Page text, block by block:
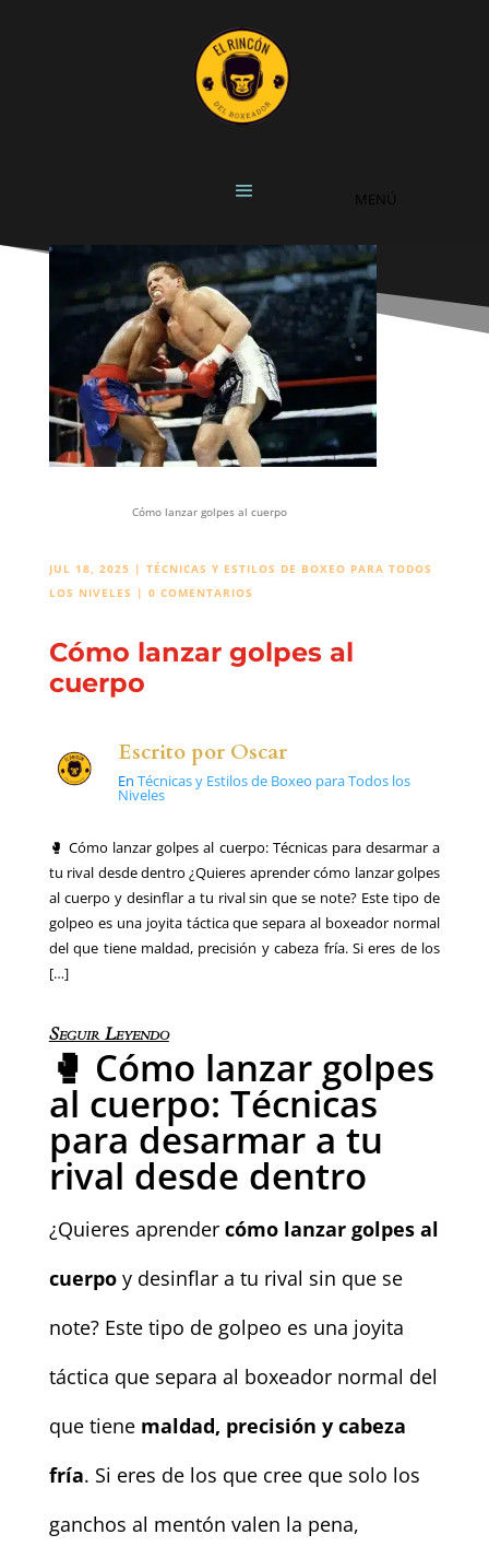
Cómo lanzar golpes al cuerpo
JUL 18, 2025 | TÉCNICAS Y ESTILOS DE BOXEO PARA TODOS
LOS NIVELES | 0 COMENTARIOS
Cómo lanzar golpes al
cuerpo
Escrito por Oscar
En Técnicas y Estilos de Boxeo para Todos los
Niveles
🥊 Cómo lanzar golpes al cuerpo: Técnicas para desarmar a
tu rival desde dentro ¿Quieres aprender cómo lanzar golpes
al cuerpo y desinflar a tu rival sin que se note? Este tipo de
golpeo es una joyita táctica que separa al boxeador normal
del que tiene maldad, precisión y cabeza fría. Si eres de los
[…]
Seguir Leyendo
🥊 Cómo lanzar golpes
al cuerpo: Técnicas
para desarmar a tu
rival desde dentro
¿Quieres aprender cómo lanzar golpes al
cuerpoy desinflar a tu rival sin que se
note? Este tipo de golpeo es una joyita
táctica que separa al boxeador normal del
que tiene maldad, precisión y cabeza
fría. Si eres de los que cree que solo los
ganchos al mentón valen la pena,